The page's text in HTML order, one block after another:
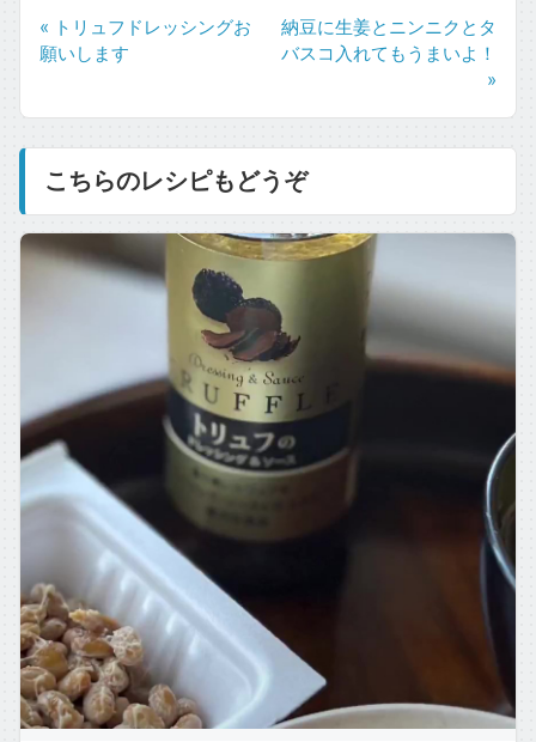
« トリュフドレッシングお
願いします
納豆に生姜とニンニクとタ
バスコ入れてもうまいよ！
»
こちらのレシピもどうぞ